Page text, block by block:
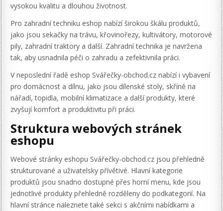
vysokou kvalitu a dlouhou životnost.
Pro zahradní techniku eshop nabízí širokou škálu produktů,
jako jsou sekačky na trávu, křovinořezy, kultivátory, motorové
pily, zahradní traktory a další. Zahradní technika je navržena
tak, aby usnadnila péči o zahradu a zefektivnila práci.
V neposlední řadě eshop Svářečky-obchod.cz nabízí i vybavení
pro domácnost a dílnu, jako jsou dílenské stoly, skříně na
nářadí, topidla, mobilní klimatizace a další produkty, které
zvyšují komfort a produktivitu při práci.
Struktura webových stránek
eshopu
Webové stránky eshopu Svářečky-obchod.cz jsou přehledně
strukturované a uživatelsky přívětivé. Hlavní kategorie
produktů jsou snadno dostupné přes horní menu, kde jsou
jednotlivé produkty přehledně rozděleny do podkategorií. Na
hlavní stránce naleznete také sekci s akčními nabídkami a